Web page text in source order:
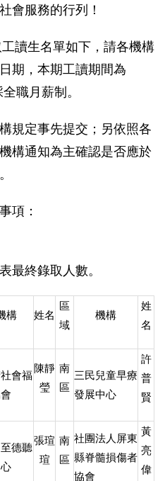
會服務的行列！
讀生名單如下，請各機構
期，本期工讀期間為
職月薪制。
規定事先提交；另依照各
構通知為主確認是否應於
項：
最終錄取人數。
構 姓名
區
域
機構
姓
名
會福陳靜
瑩
南
區
三民兒童早療
發展中心
許
普
賢
德聽張瑄
瑄
南
區
社團法人屏東
縣脊髓損傷者
協會
黃
亮
偉